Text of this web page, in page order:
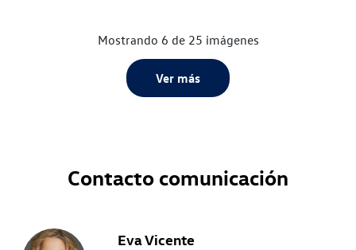
Mostrando 6 de 25 imágenes
Ver más
Contacto comunicación
Eva Vicente